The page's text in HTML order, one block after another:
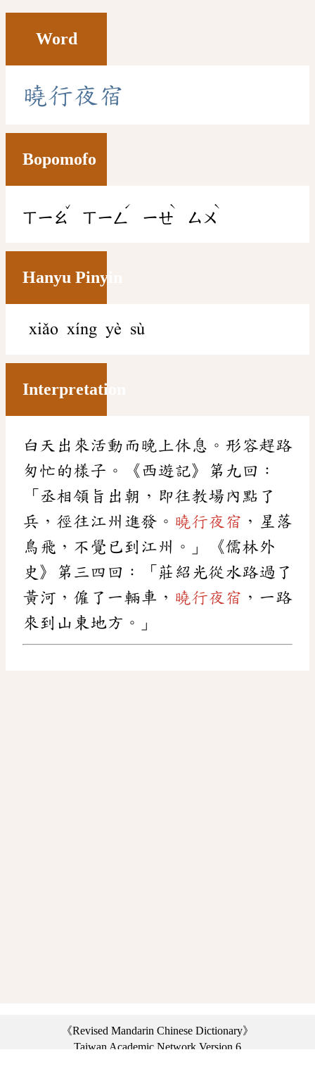
Word
曉行夜 宿
Bopomofo
ㄒㄧㄠ
ˇ
ㄒㄧㄥ
ˊ
ㄧㄝ
ˋ
ㄙㄨ
ˋ
Hanyu Pinyin
xiǎo xíng yè sù
Interpretation
白天出來活動而晚上休息。形容趕路
匆忙的樣子。《西遊記》第九回：
「丞相領旨出朝，即往教場內點了
兵，徑往江州進發。 曉行夜宿 ，星落
鳥飛，不覺已到江州。」《儒林外
史》第三四回：「莊紹光從水路過了
黃河，僱了一輛車， 曉行夜宿 ，一路
來到山東地方。」
《Revised Mandarin Chinese Dictionary》
Taiwan Academic Network Version 6